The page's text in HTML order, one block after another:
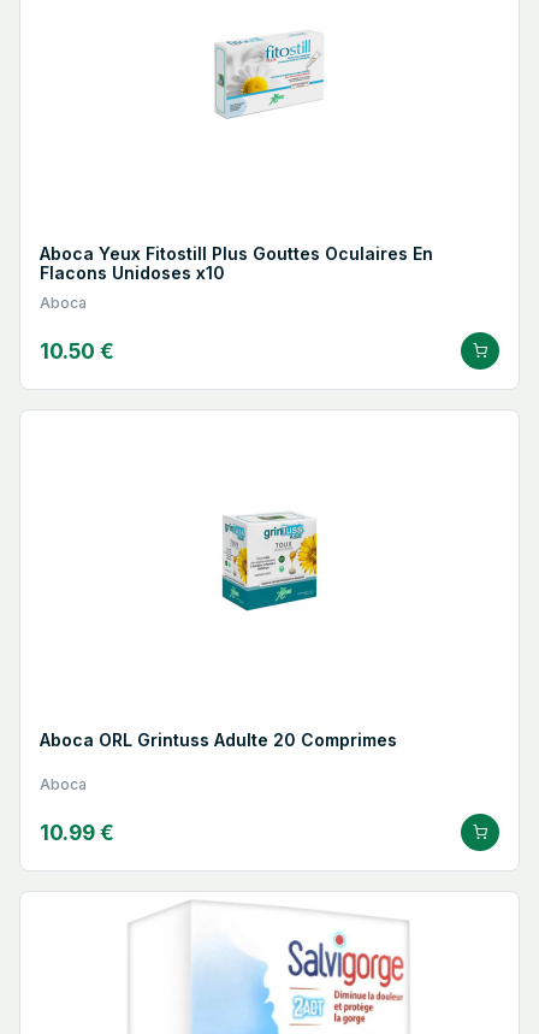
Aboca Yeux Fitostill Plus Gouttes Oculaires En
Flacons Unidoses x10
Aboca
10.50 €
Aboca ORL Grintuss Adulte 20 Comprimes
Aboca
10.99 €